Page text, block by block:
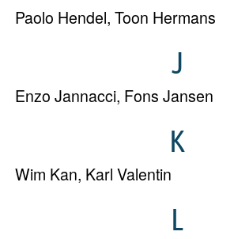
Paolo Hendel, Toon Hermans
J
Enzo Jannacci, Fons Jansen
K
Wim Kan, Karl Valentin
L